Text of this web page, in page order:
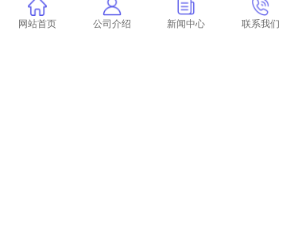
样是真的吗？
论文查重包括感谢吗
网站首页 公司介绍 新闻中心 联系我们